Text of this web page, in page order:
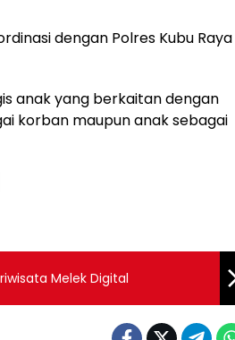
dengan Polres Kubu Raya
anak yang berkaitan dengan
korban maupun anak sebagai
Melek Digital